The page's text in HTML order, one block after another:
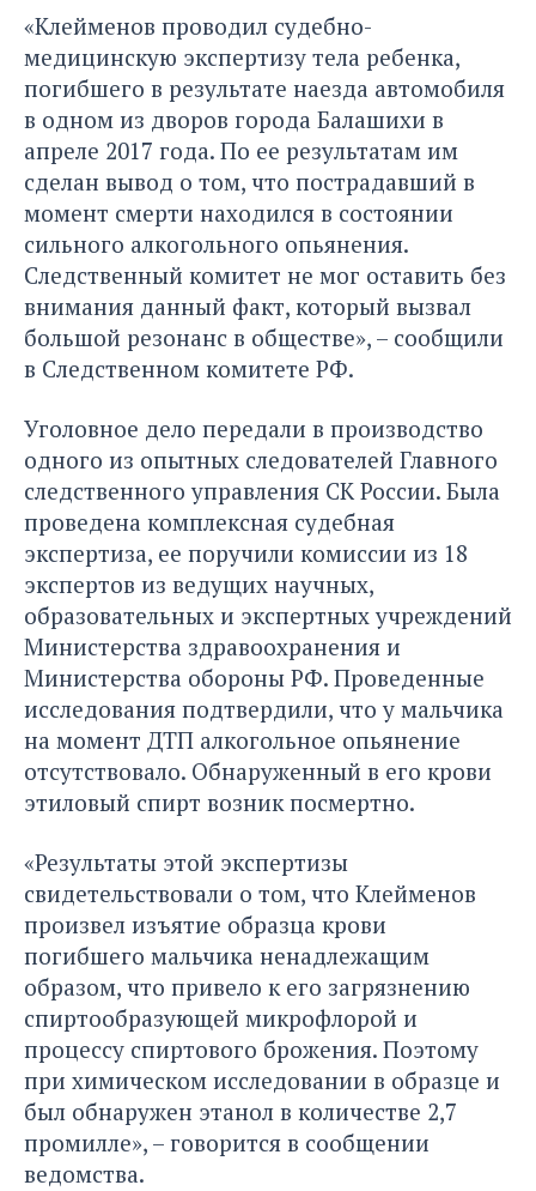
«Клейменов проводил судебно-
медицинскую экспертизу тела ребенка,
погибшего в результате наезда автомобиля
в одном из дворов города Балашихи в
апреле 2017 года. По ее результатам им
сделан вывод о том, что пострадавший в
момент смерти находился в состоянии
сильного алкогольного опьянения.
Следственный комитет не мог оставить без
внимания данный факт, который вызвал
большой резонанс в обществе», – сообщили
в Следственном комитете РФ.
Уголовное дело передали в производство
одного из опытных следователей Главного
следственного управления СК России. Была
проведена комплексная судебная
экспертиза, ее поручили комиссии из 18
экспертов из ведущих научных,
образовательных и экспертных учреждений
Министерства здравоохранения и
Министерства обороны РФ. Проведенные
исследования подтвердили, что у мальчика
на момент ДТП алкогольное опьянение
отсутствовало. Обнаруженный в его крови
этиловый спирт возник посмертно.
«Результаты этой экспертизы
свидетельствовали о том, что Клейменов
произвел изъятие образца крови
погибшего мальчика ненадлежащим
образом, что привело к его загрязнению
спиртообразующей микрофлорой и
процессу спиртового брожения. Поэтому
при химическом исследовании в образце и
был обнаружен этанол в количестве 2,7
промилле», – говорится в сообщении
ведомства.